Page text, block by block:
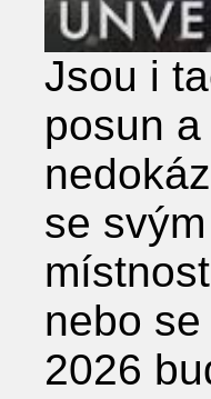
Jsou i
posun
se
nebo
2026